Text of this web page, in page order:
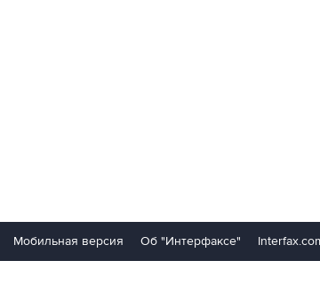
Мобильная версия Об "Интерфаксе"